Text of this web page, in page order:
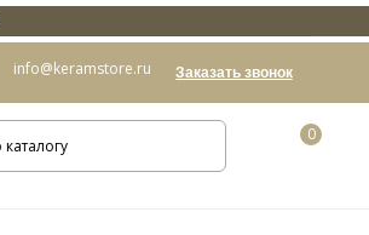
info@keramstore.ru Заказать звонок
0